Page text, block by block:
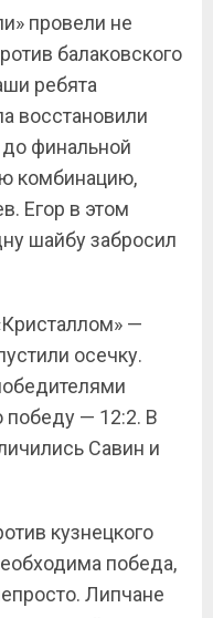
провели не
балаковского
ребята
восстановили
до финальной
комбинацию,
Егор в этом
шайбу забросил
—
осечку.
победу — 12:2. В
Савин и
кузнецкого
победа,
Липчане